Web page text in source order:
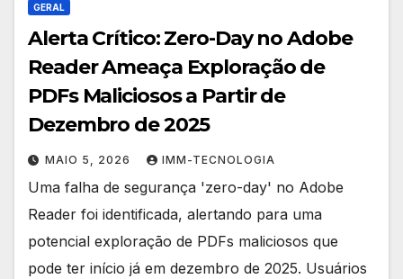
GERAL
Alerta Crítico: Zero-Day no Adobe
Reader Ameaça Exploração de
PDFs Maliciosos a Partir de
Dezembro de 2025
MAIO 5, 2026 IMM-TECNOLOGIA
Uma falha de segurança 'zero-day' no Adobe
Reader foi identificada, alertando para uma
potencial exploração de PDFs maliciosos que
pode ter início já em dezembro de 2025. Usuários